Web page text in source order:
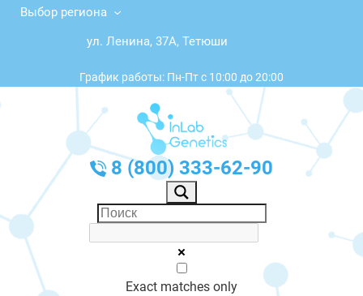
Выбор региона
ул. Ленина, 37А, Тетюши
График работы: Пн-Пт с 10:00 до 20:00
8 (800) 333-62-90
Exact matches only